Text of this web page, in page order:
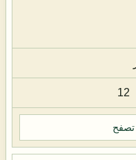
12
تصفح